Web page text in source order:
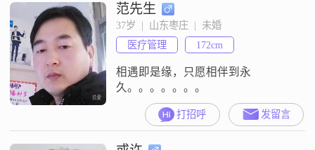
个幽默风趣的人，喜欢在生活中找
乐趣，让周围的人感到轻松愉快。
同时，我也非常自信果断，面对困
难和挑战时能够迅速做出决策。我
性格乐观积极，无论遇到什么困难
范先生
37岁  |  山东枣庄  |  未婚
医疗管理
172cm
相遇即是缘，只愿相伴到永
久。。。。。。。
打招呼 发留言